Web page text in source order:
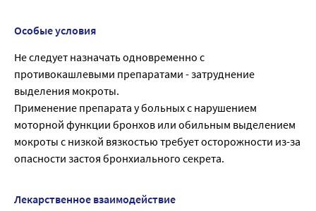
Особые условия
Не следует назначать одновременно с
противокашлевыми препаратами - затруднение
выделения мокроты.
Применение препарата у больных с нарушением
моторной функции бронхов или обильным выделением
мокроты с низкой вязкостью требует осторожности из-за
опасности застоя бронхиального секрета.
Лекарственное взаимодействие